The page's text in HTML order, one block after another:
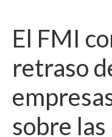
El FMI
retraso
sobre las